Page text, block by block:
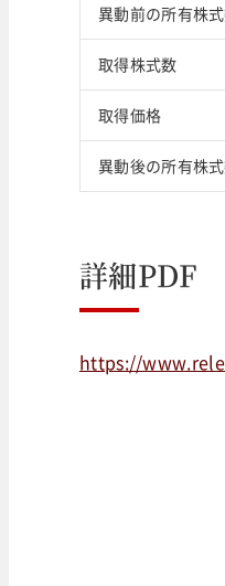
異動前の所有株
取得株式数
取得価格
異動後の所有株
詳細PDF
https://